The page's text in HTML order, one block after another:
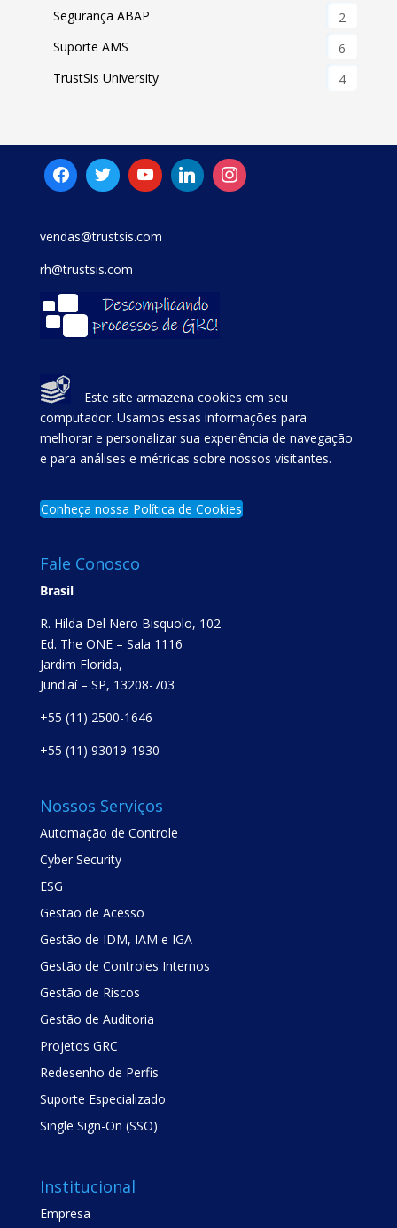
Segurança ABAP
2
Suporte AMS
6
TrustSis University
4
vendas@trustsis.com
rh@trustsis.com
Este site armazena cookies em seu
computador. Usamos essas informações para
melhorar e personalizar sua experiência de navegação
e para análises e métricas sobre nossos visitantes.
Conheça nossa Política de Cookies
Fale Conosco
Brasil
R. Hilda Del Nero Bisquolo, 102
Ed. The ONE – Sala 1116
Jardim Florida,
Jundiaí – SP, 13208-703
+55 (11) 2500-1646
+55 (11) 93019-1930
Nossos Serviços
Automação de Controle
Cyber Security
ESG
Gestão de Acesso
Gestão de IDM, IAM e IGA
Gestão de Controles Internos
Gestão de Riscos
Gestão de Auditoria
Projetos GRC
Redesenho de Perfis
Suporte Especializado
Single Sign-On (SSO)
Institucional
Empresa